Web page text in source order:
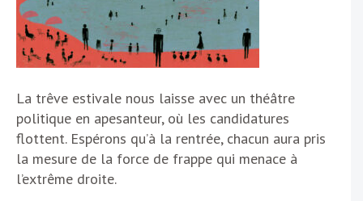
La trêve estivale nous laisse avec un théâtre
politique en apesanteur, où les candidatures
flottent. Espérons qu’à la rentrée, chacun aura pris
la mesure de la force de frappe qui menace à
l’extrême droite.